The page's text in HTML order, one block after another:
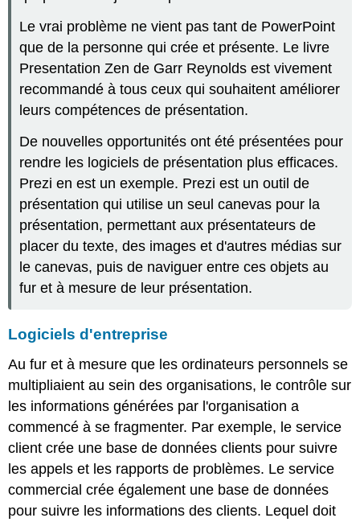
Le vrai problème ne vient pas tant de PowerPoint
que de la personne qui crée et présente. Le livre
Presentation Zen de Garr Reynolds est vivement
recommandé à tous ceux qui souhaitent améliorer
leurs compétences de présentation.
De nouvelles opportunités ont été présentées pour
rendre les logiciels de présentation plus efficaces.
Prezi en est un exemple. Prezi est un outil de
présentation qui utilise un seul canevas pour la
présentation, permettant aux présentateurs de
placer du texte, des images et d'autres médias sur
le canevas, puis de naviguer entre ces objets au
fur et à mesure de leur présentation.
Logiciels d'entreprise
Au fur et à mesure que les ordinateurs personnels se
multipliaient au sein des organisations, le contrôle sur
les informations générées par l'organisation a
commencé à se fragmenter. Par exemple, le service
client crée une base de données clients pour suivre
les appels et les rapports de problèmes. Le service
commercial crée également une base de données
pour suivre les informations des clients. Lequel doit